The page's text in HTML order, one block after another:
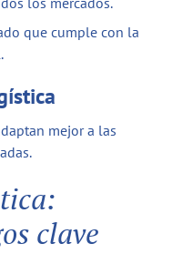
que cumple con la
mejor a las
clave